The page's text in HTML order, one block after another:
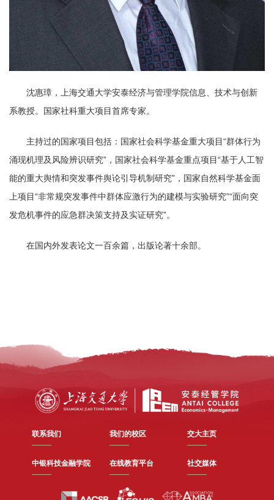
沈惠璋，上海交通大学安泰经济与管理学院信息、技术与创新
系教授。国家社科重大项目首席专家。
主持过的国家项目包括：国家社会科学基金重大项目“群体行为
涌现机理及风险辨识研究”，国家社会科学基金重点项目“基于人工智
能的重大舆情和突发事件舆论引导机制研究”，国家自然科学基金面
上项目“非常规突发事件中群体应激行为的建模与实验研究”“面向突
发危机事件的应急群决策支持及实证研究”。
在国内外发表论文一百余篇，出版论著十余部。
联系我们 我们的校区 交大主页
中银科技金融学院 在线教育平台 社交媒体